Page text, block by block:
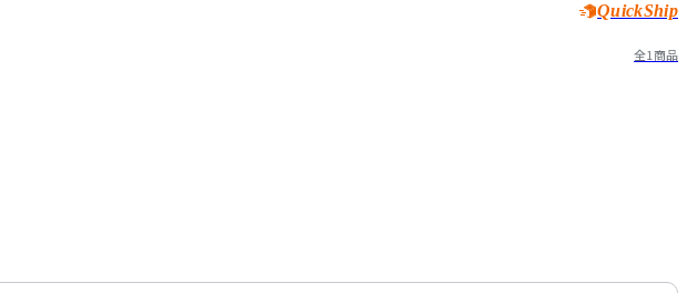
QuickShip
全1商品